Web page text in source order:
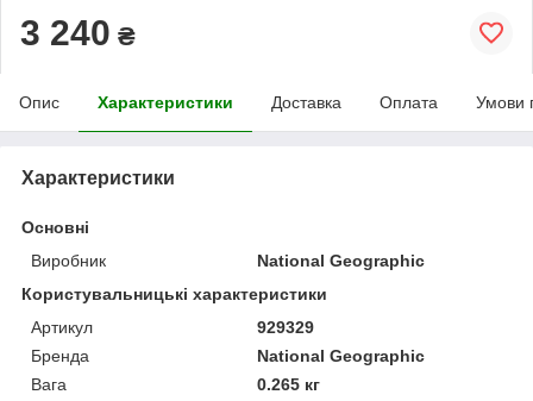
3 240 ₴
Опис Характеристики Доставка Оплата Умови
Характеристики
Основні
Виробник
National Geographic
Користувальницькі характеристики
Артикул
929329
Бренда
National Geographic
Вага
0.265 кг